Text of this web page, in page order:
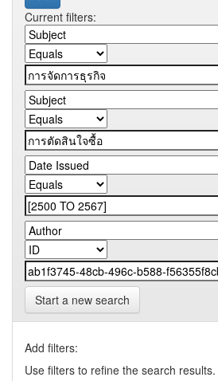
Current filters:
Start a new search
Add filters:
Use filters to refine the search results.